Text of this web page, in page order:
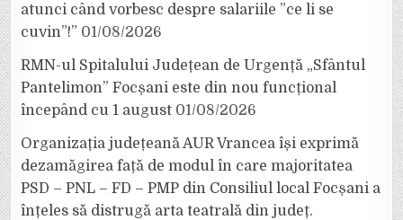
atunci când vorbesc despre salariile ”ce li se
cuvin”!” 01/08/2026
RMN-ul Spitalului Județean de Urgență „Sfântul
Pantelimon” Focșani este din nou funcțional
începând cu 1 august 01/08/2026
Organizația județeană AUR Vrancea își exprimă
dezamăgirea față de modul în care majoritatea
PSD – PNL – FD – PMP din Consiliul local Focșani a
înțeles să distrugă arta teatrală din județ.